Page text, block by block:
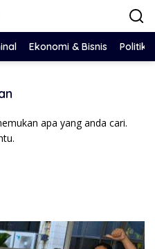
Ekonomi & Bisnis Politik
apa yang anda cari.